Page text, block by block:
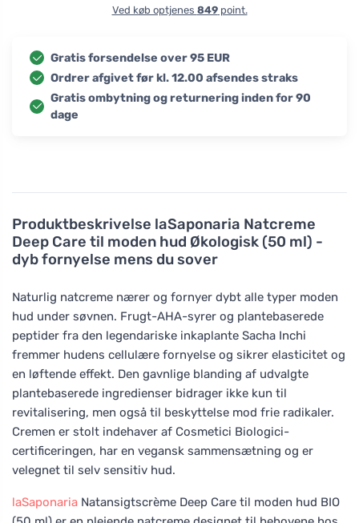
Produktbeskrivelse laSaponaria Natcreme
Deep Care til moden hud Økologisk (50 ml) -
dyb fornyelse mens du sover
Naturlig natcreme nærer og fornyer dybt alle typer moden
hud under søvnen. Frugt-AHA-syrer og plantebaserede
peptider fra den legendariske inkaplante Sacha Inchi
fremmer hudens cellulære fornyelse og sikrer elasticitet og
en løftende effekt. Den gavnlige blanding af udvalgte
plantebaserede ingredienser bidrager ikke kun til
revitalisering, men også til beskyttelse mod frie radikaler.
Cremen er stolt indehaver af Cosmetici Biologici-
certificeringen, har en vegansk sammensætning og er
velegnet til selv sensitiv hud.
laSaponaria Natansigtscrème Deep Care til moden hud BIO
Ved køb optjenes 849point.
Gratis forsendelse over 95 EUR
Ordrer afgivet før kl. 12.00 afsendes straks
Gratis ombytning og returnering inden for 90
dage